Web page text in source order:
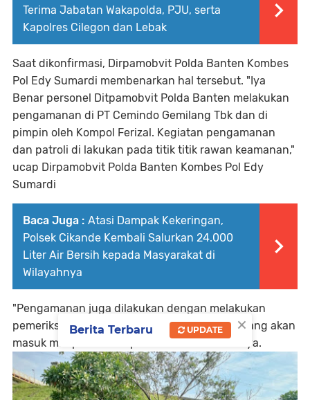
Terima Jabatan Wakapolda, PJU, serta
Kapolres Cilegon dan Lebak
Saat dikonfirmasi, Dirpamobvit Polda Banten Kombes
Pol Edy Sumardi membenarkan hal tersebut. "Iya
Benar personel Ditpamobvit Polda Banten melakukan
pengamanan di PT Cemindo Gemilang Tbk dan di
pimpin oleh Kompol Ferizal. Kegiatan pengamanan
dan patroli di lakukan pada titik titik rawan keamanan,"
ucap Dirpamobvit Polda Banten Kombes Pol Edy
Sumardi
Baca Juga : Atasi Dampak Kekeringan,
Polsek Cikande Kembali Salurkan 24.000
Liter Air Bersih kepada Masyarakat di
Wilayahnya
"Pengamanan juga dilakukan dengan melakukan
pemeriksaan kendaraan, barang dan orang yang akan
masuk maupun keluar perusahaan" tambahnya.
×
Berita Terbaru UPDATE